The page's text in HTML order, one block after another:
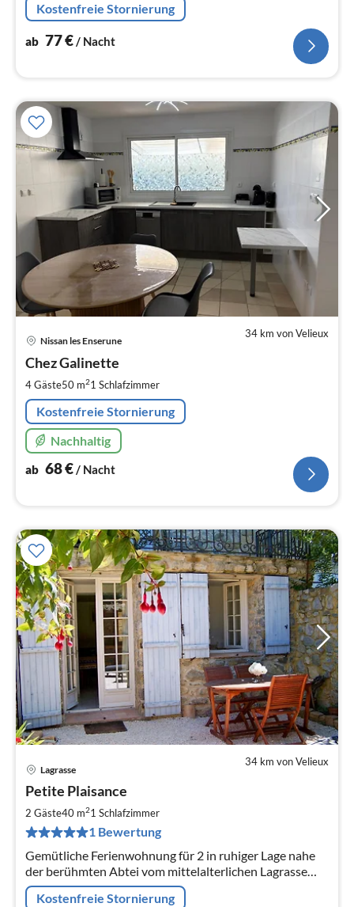
und Strand .
Kostenfreie Stornierung
ab 77€/ Nacht
34 km von Velieux
Nissan les Enserune
Chez Galinette
4 Gäste50 m21 Schlafzimmer
Kostenfreie Stornierung
Nachhaltig
ab 68€/ Nacht
34 km von Velieux
Lagrasse
Petite Plaisance
2 Gäste40 m21 Schlafzimmer
1 Bewertung
Gemütliche Ferienwohnung für 2 in ruhiger Lage nahe
der berühmten Abtei vom mittelalterlichen Lagrasse
(und nicht weit vom Mittelmeer entfernt)
Kostenfreie Stornierung